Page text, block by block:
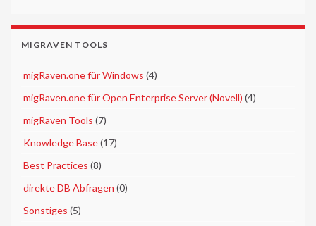
MIGRAVEN TOOLS
migRaven.one für Windows (4)
migRaven.one für Open Enterprise Server (Novell) (4)
migRaven Tools (7)
Knowledge Base(17)
Best Practices (8)
direkte DB Abfragen (0)
Sonstiges (5)